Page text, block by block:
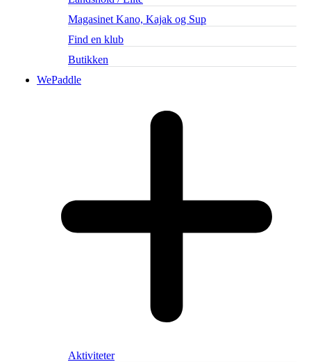
Magasinet Kano, Kajak og Sup
Find en klub
Butikken
WePaddle
Aktiviteter